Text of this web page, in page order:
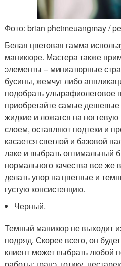
Фото: brian phetmeuangmay /
Белая цветовая гамма
маникюре. Мастера также
элементы – миниатюрные
бусины, жемчуг либо
подобрать ультрафиолетовое
приобретайте самые
жидкие и ложатся на
слоем, оставляют подтеки и
касается светлой и базовой
лаке и выбрать оптимальный
нормального качества все же
делать упор на цветные и
густую консистенцию.
Черный.
Темный маникюр не выходит
подряд. Скорее всего, он
клиент может выбрать любой